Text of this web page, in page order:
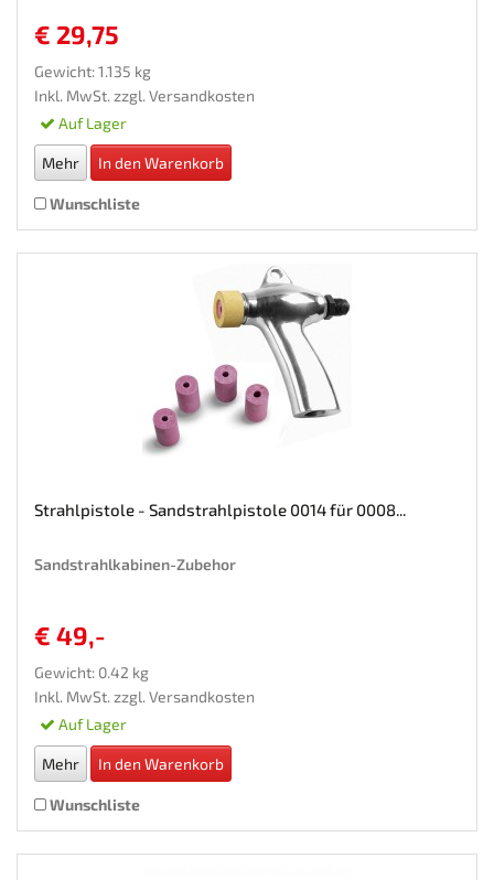
€ 29,75
Gewicht: 1.135 kg
Inkl. MwSt. zzgl. Versandkosten
Auf Lager
Mehr In den Warenkorb
Wunschliste
Strahlpistole - Sandstrahlpistole 0014 für 0008...
Sandstrahlkabinen-Zubehor
€ 49,-
Gewicht: 0.42 kg
Inkl. MwSt. zzgl. Versandkosten
Auf Lager
Mehr In den Warenkorb
Wunschliste